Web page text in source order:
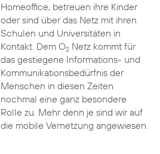
Homeoffice, betreuen ihre Kinder
oder sind über das Netz mit ihren
Schulen und Universitäten in
Kontakt. Dem O2Netz kommt für
das gestiegene Informations- und
Kommuni­ka­tions­bedürfnis­ der
Menschen in diesen Zeiten
nochmal eine ganz besondere
Rolle zu. Mehr denn je sind wir auf
die mobile Vernetzung angewiesen.